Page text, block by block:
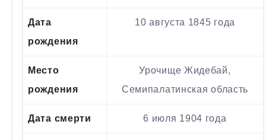
Дата
рождения
10 августа 1845 года
Место
рождения
Урочище Жидебай,
Семипалатинская область
Дата смерти 6 июля 1904 года